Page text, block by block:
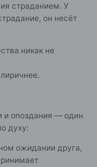
страданием. У
он несёт
никак не
и опоздания — один
духу:
ожидании друга,